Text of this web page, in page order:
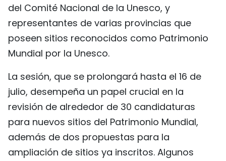
del Comité Nacional de la Unesco, y
representantes de varias provincias que
poseen sitios reconocidos como Patrimonio
Mundial por la Unesco.
La sesión, que se prolongará hasta el 16 de
julio, desempeña un papel crucial en la
revisión de alrededor de 30 candidaturas
para nuevos sitios del Patrimonio Mundial,
además de dos propuestas para la
ampliación de sitios ya inscritos. Algunos